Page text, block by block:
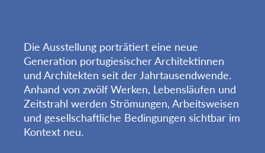
Die Ausstellung porträtiert eine neue
Generation portugiesischer Architektinnen
und Architekten seit der Jahrtausendwende.
Anhand von zwölf Werken, Lebensläufen und
Zeitstrahl werden Strömungen, Arbeitsweisen
und gesellschaftliche Bedingungen sichtbar im
Kontext neu.